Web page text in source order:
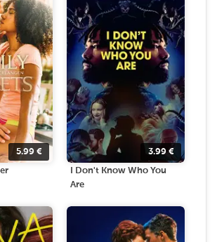
5.99 € 3.99 €
I Don't Know Who You
Are